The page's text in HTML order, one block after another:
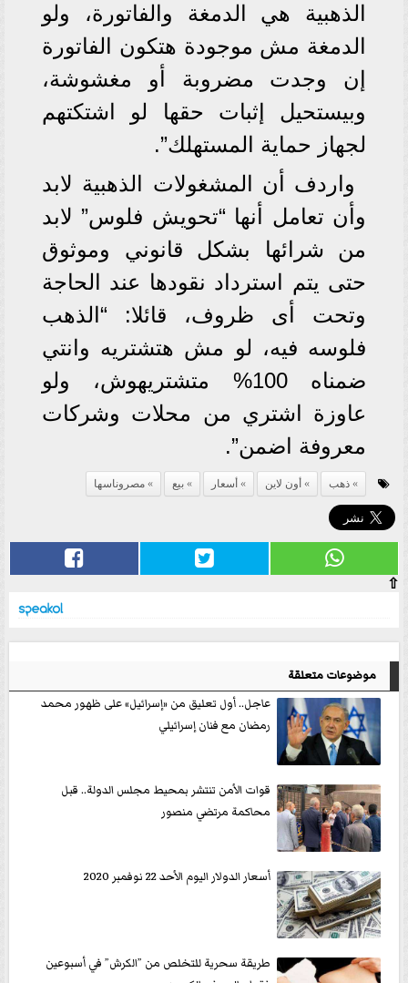
الذهبية هي الدمغة والفاتورة، ولو
الدمغة مش موجودة هتكون الفاتورة
إن وجدت مضروبة أو مغشوشة،
وبيستحيل إثبات حقها لو اشتكتهم
لجهاز حماية المستهلك”.
واردف أن المشغولات الذهبية لابد
وأن تعامل أنها “تحويش فلوس” لابد
من شرائها بشكل قانوني وموثوق
حتى يتم استرداد نقودها عند الحاجة
وتحت أى ظروف، قائلا: “الذهب
فلوسه فيه، لو مش هتشتريه وانتي
ضمناه 100% متشتريهوش، ولو
عاوزة اشتري من محلات وشركات
معروفة اضمن”.
ذهب أون لاين أسعار بيع مصروناسها
⇧
موضوعات متعلقة
عاجل.. أول تعليق من «إسرائيل» على ظهور محمد
رمضان مع فنان إسرائيلي
قوات الأمن تنتشر بمحيط مجلس الدولة.. قبل
محاكمة مرتضي منصور
أسعار الدولار اليوم الأحد 22 نوفمبر 2020
طريقة سحرية للتخلص من ”الكرش” في أسبوعين